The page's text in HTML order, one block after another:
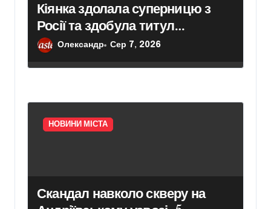
Кіянка здолала суперницю з
Росії та здобула титул
чемпіонки світу з джиу-джитсу
Олександр Сер 7, 2026
НОВИНИ МІСТА
Скандал навколо скверу на